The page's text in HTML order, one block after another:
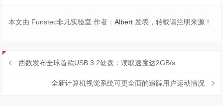
本文由 Funstec非凡实验室 作者：Albert 发表，转载请注明来源！
西数发布全球首款USB 3.2硬盘：读取速度达2GB/s
全新计算机视觉系统可更全面的追踪用户运动情况